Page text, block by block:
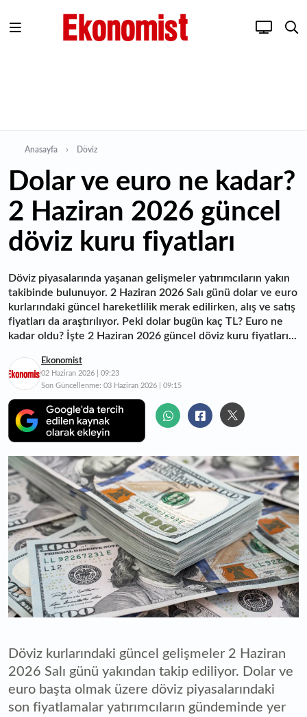
Anasayfa Döviz
Dolar ve euro ne kadar?
2 Haziran 2026 güncel
döviz kuru fiyatları
Döviz piyasalarında yaşanan gelişmeler yatırımcıların yakın
takibinde bulunuyor. 2 Haziran 2026 Salı günü dolar ve euro
kurlarındaki güncel hareketlilik merak edilirken, alış ve satış
fiyatları da araştırılıyor. Peki dolar bugün kaç TL? Euro ne
kadar oldu? İşte 2 Haziran 2026 güncel döviz kuru fiyatları...
Ekonomist
02 Haziran 2026 | 09:23
Son Güncellenme: 03 Haziran 2026 | 09:15
Döviz kurlarındaki güncel gelişmeler 2 Haziran
2026 Salı günü yakından takip ediliyor. Dolar ve
euro başta olmak üzere döviz piyasalarındaki
son fiyatlamalar yatırımcıların gündeminde yer